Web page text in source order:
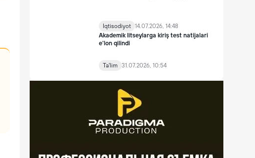
Iqtisodiyot 14.07.2026, 14:48
Akademik litseylarga kiriş test natijalari
e'lon qilindi
Ta'lim 31.07.2026, 10:54